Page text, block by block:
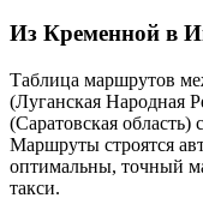
Из Кременной в
Таблица маршрутов
(Луганская Народная
(Саратовская
Маршруты строятся
оптимальны, точный
такси.